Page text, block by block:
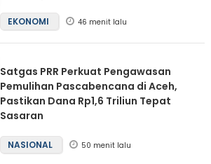
EKONOMI 46 menit lalu
Satgas PRR Perkuat Pengawasan
Pemulihan Pascabencana di Aceh,
Pastikan Dana Rp1,6 Triliun Tepat
Sasaran
NASIONAL 50 menit lalu